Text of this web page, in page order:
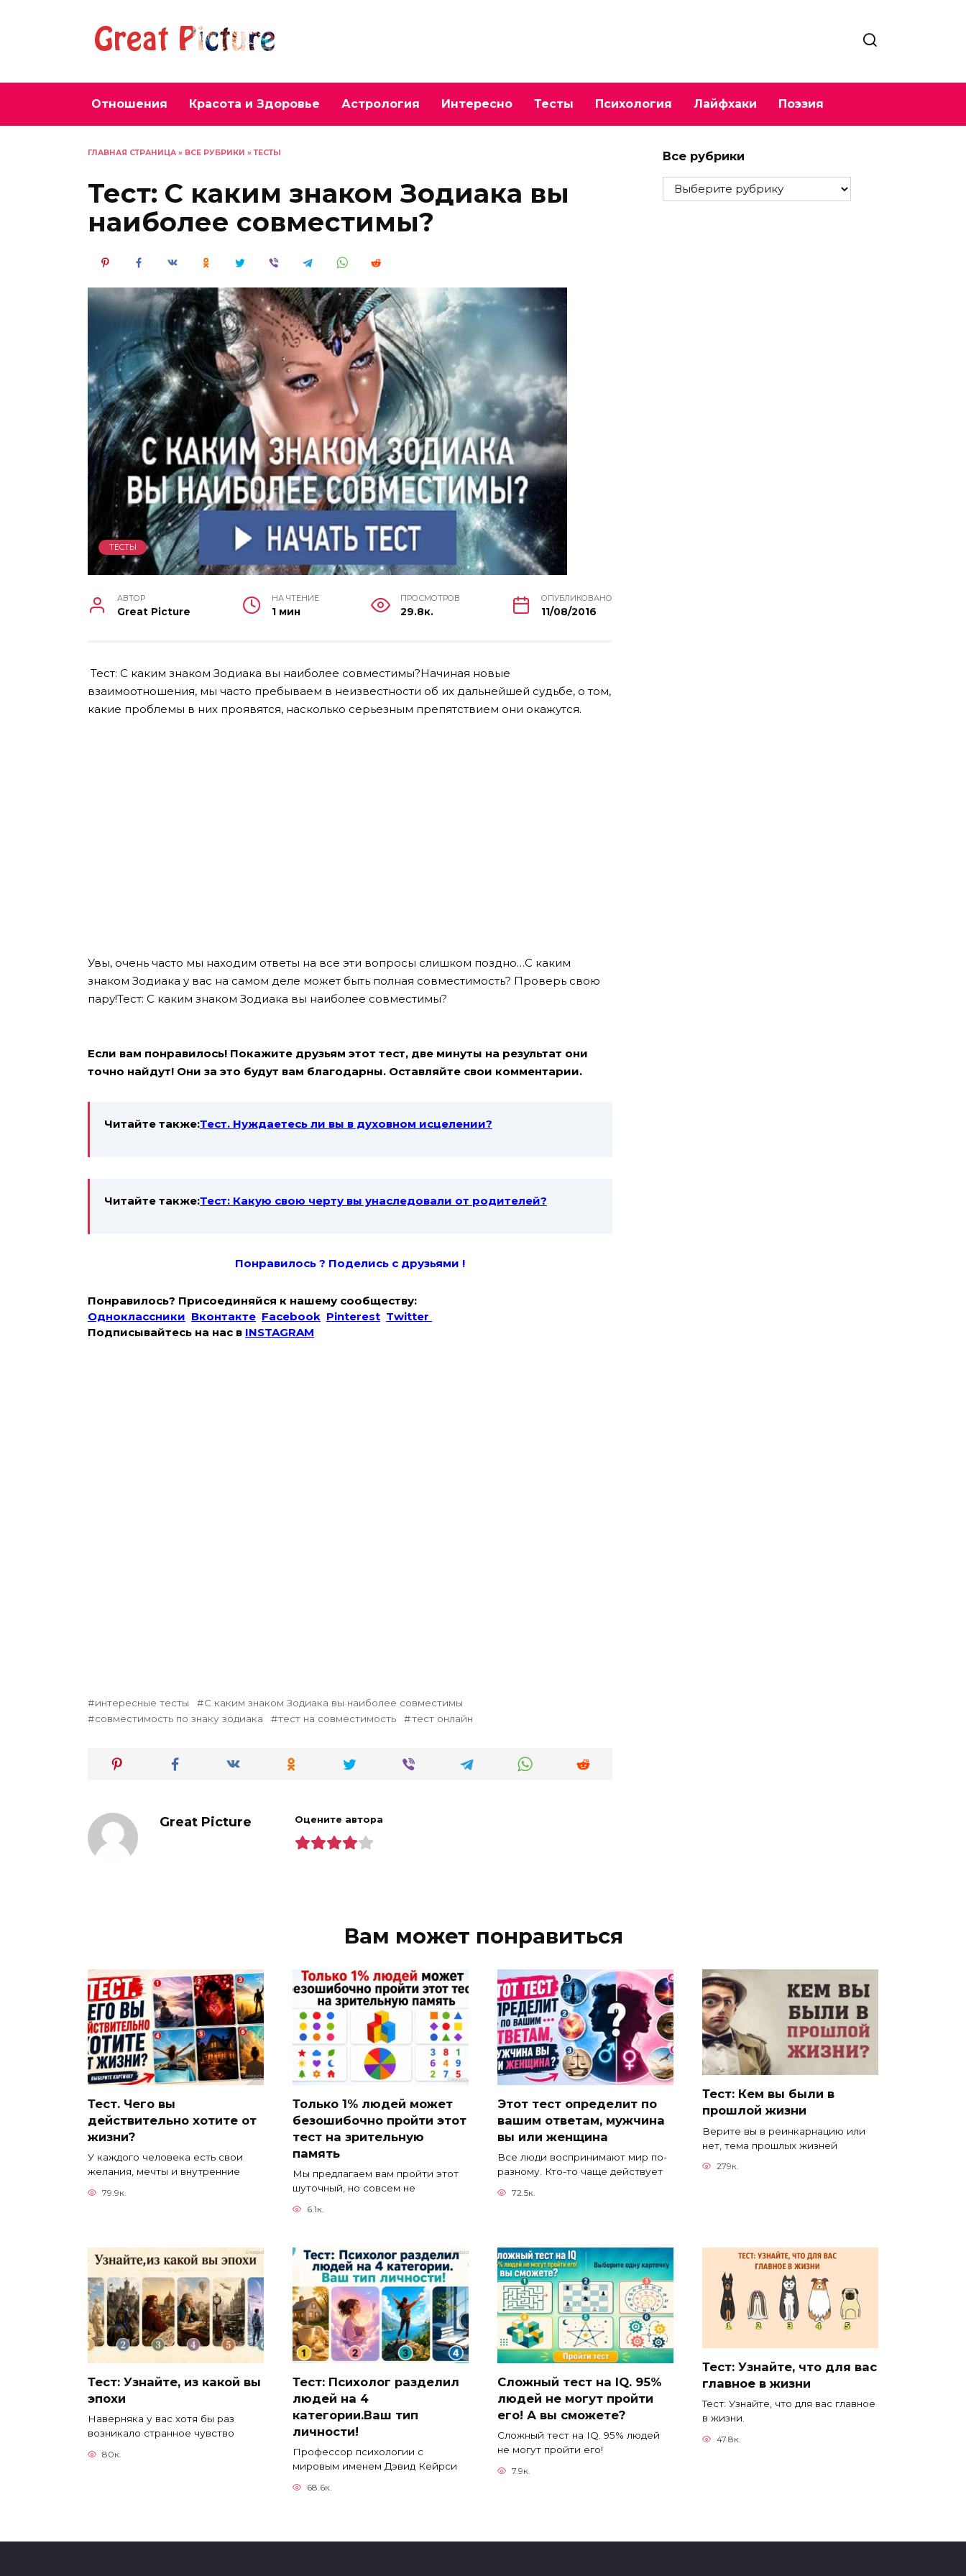
Отношения Красота и Здоровье Астрология Интересно Тесты Психология Лайфхаки Поэзия
ГЛАВНАЯ СТРАНИЦА » ВСЕ РУБРИКИ »ТЕСТЫ
Тест: С каким знаком Зодиака вы
наиболее совместимы?
ТЕСТЫ
АВТОР
Great Picture
НА ЧТЕНИЕ
1 мин
ПРОСМОТРОВ
29.8к.
ОПУБЛИКОВАНО
11/08/2016
Тест: С каким знаком Зодиака вы наиболее совместимы?Начиная новые
взаимоотношения, мы часто пребываем в неизвестности об их дальнейшей судьбе, о том,
какие проблемы в них проявятся, насколько серьезным препятствием они окажутся.
Увы, очень часто мы находим ответы на все эти вопросы слишком поздно…С каким
знаком Зодиака у вас на самом деле может быть полная совместимость? Проверь свою
пару!Тест: С каким знаком Зодиака вы наиболее совместимы?
Если вам понравилось! Покажите друзьям этот тест, две минуты на результат они
точно найдут! Они за это будут вам благодарны. Оставляйте свои комментарии.
Читайте также:Тест. Нуждаетесь ли вы в духовном исцелении?
Читайте также:Тест: Какую свою черту вы унаследовали от родителей?
Понравилось ? Поделись с друзьями !
Понравилось? Присоединяйся к нашему сообществу:
Одноклассники Вконтакте Facebook Pinterest Twitter
Подписывайтесь на наc в INSTAGRAM
интересные тесты
С каким знаком Зодиака вы наиболее совместимы
совместимость по знаку зодиака
тест на совместимость тест онлайн
Great Picture Оцените автора
Все рубрики
Все
рубрики
Вам может понравиться
Тест. Чего вы
действительно хотите от
жизни?
У каждого человека есть свои
желания, мечты и внутренние
79.9к.
Только 1% людей может
безошибочно пройти этот
тест на зрительную
память
Мы предлагаем вам пройти этот
шуточный, но совсем не
6.1к.
Этот тест определит по
вашим ответам, мужчина
вы или женщина
Все люди воспринимают мир по-
разному. Кто-то чаще действует
72.5к.
Тест: Кем вы были в
прошлой жизни
Верите вы в реинкарнацию или
нет, тема прошлых жизней
279к.
Тест: Узнайте, из какой вы
эпохи
Наверняка у вас хотя бы раз
возникало странное чувство
80к.
Тест: Психолог разделил
людей на 4
категории.Ваш тип
личности!
Профессор психологии с
мировым именем Дэвид Кейрси
68.6к.
Сложный тест на IQ. 95%
людей не могут пройти
его! А вы сможете?
Сложный тест на IQ. 95% людей
не могут пройти его!
7.9к.
Тест: Узнайте, что для вас
главное в жизни
Тест: Узнайте, что для вас главное
в жизни.
47.8к.